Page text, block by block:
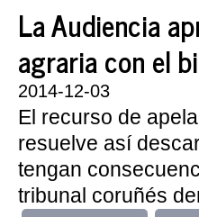
La Audiencia
agraria con el
2014-12-03
El recurso de
resuelve así
tengan
tribunal coruñés